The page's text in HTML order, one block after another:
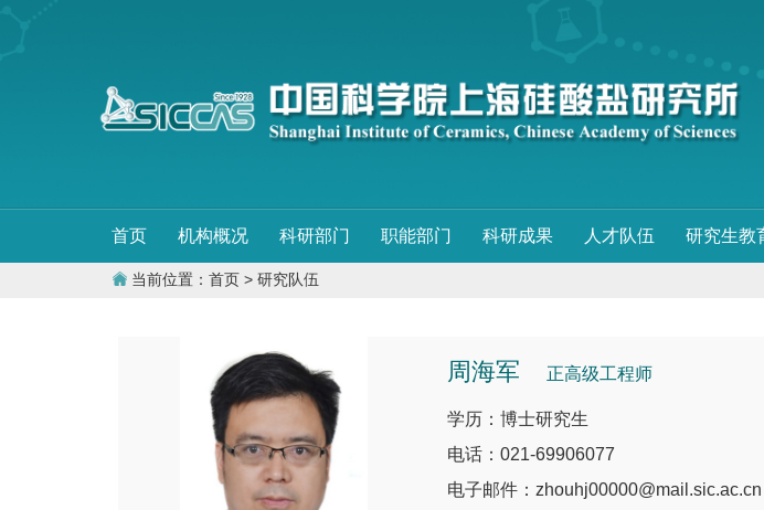
首页 机构概况 科研部门 职能部门 科研成果 人才队伍 研究生教
当前位置： 首页 > 研究队伍
周海军 正高级工程师
学历：博士研究生
电话：021-69906077
电子邮件：zhouhj00000@mail.sic.ac.cn